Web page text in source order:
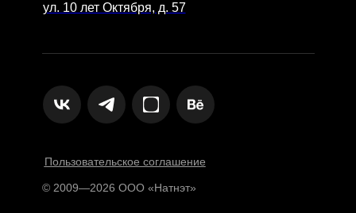
Пользовательское соглашение
© 2009—2026 ООО «Натнэт»
ул. 10 лет Октября, д. 57